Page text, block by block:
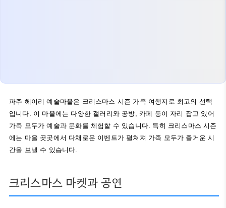
파주 헤이리 예술마을은 크리스마스 시즌 가족 여행지로 최고의 선택
입니다. 이 마을에는 다양한 갤러리와 공방, 카페 등이 자리 잡고 있어
가족 모두가 예술과 문화를 체험할 수 있습니다. 특히 크리스마스 시즌
에는 마을 곳곳에서 다채로운 이벤트가 펼쳐져 가족 모두가 즐거운 시
간을 보낼 수 있습니다.
크리스마스 마켓과 공연